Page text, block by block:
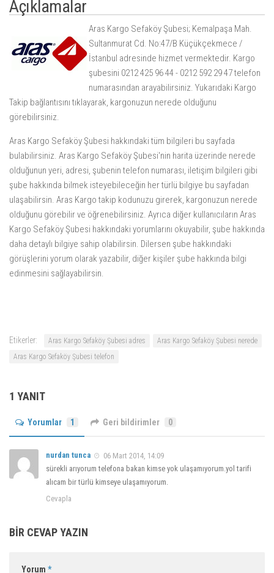
Açıklamalar
Aras Kargo Sefaköy Şubesi; Kemalpaşa Mah.
Sultanmurat Cd. No:47/B Küçükçekmece /
İstanbul adresinde hizmet vermektedir. Kargo
şubesini 0212 425 96 44 - 0212 592 29 47 telefon
numarasından arayabilirsiniz. Yukarıdaki Kargo
Takip bağlantısını tıklayarak, kargonuzun nerede olduğunu
görebilirsiniz.
Aras Kargo Sefaköy Şubesi hakkındaki tüm bilgileri bu sayfada
bulabilirsiniz. Aras Kargo Sefaköy Şubesi'nin harita üzerinde nerede
olduğunun yeri, adresi, şubenin telefon numarası, iletişim bilgileri gibi
şube hakkında bilmek isteyebileceğin her türlü bilgiye bu sayfadan
ulaşabilirsin. Aras Kargo takip kodunuzu girerek, kargonuzun nerede
olduğunu görebilir ve öğrenebilirsiniz. Ayrıca diğer kullanıcıların Aras
Kargo Sefaköy Şubesi hakkındaki yorumlarını okuyabilir, şube hakkında
daha detaylı bilgiye sahip olabilirsin. Dilersen şube hakkındaki
görüşlerini yorum olarak yazabilir, diğer kişiler şube hakkında bilgi
edinmesini sağlayabilirsin.
Etikerler: Aras Kargo Sefaköy Şubesi adres
Aras Kargo Sefaköy Şubesi nerede
Aras Kargo Sefaköy Şubesi telefon
1 YANIT
Yorumlar 1 Geri bildirimler 0
nurdan tunca
06 Mart 2014, 14:09
sürekli arıyorum telefona bakan kimse yok ulaşamıyorum.yol tarifi
alıcam bir türlü kimseye ulaşamıyorum.
Cevapla
BIR CEVAP YAZIN
Yorum *